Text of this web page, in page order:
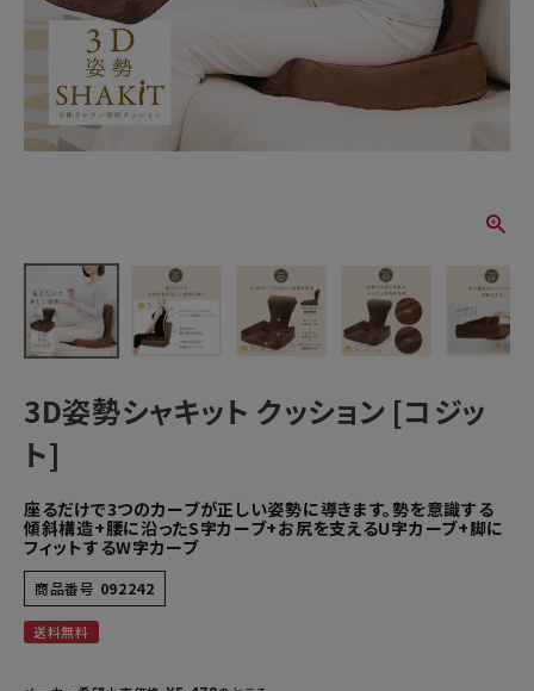
3D姿勢シャキット クッション [コジッ
ト]
座るだけで3つのカーブが正しい姿勢に導きます。勢を意識する
傾斜構造+腰に沿ったS字カーブ+お尻を支えるU字カーブ+脚に
フィットするW字カーブ
商品番号 092242
送料無料